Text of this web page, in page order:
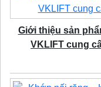
Giới thiệu sản
VKLIFT cung